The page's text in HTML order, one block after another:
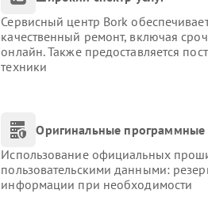
Сервисный центр Bork
качественный ремонт, включая
онлайн. Также предоставляется
техники
Оригинальные
Использование официальных
пользовательскими данными:
информации при необходимости